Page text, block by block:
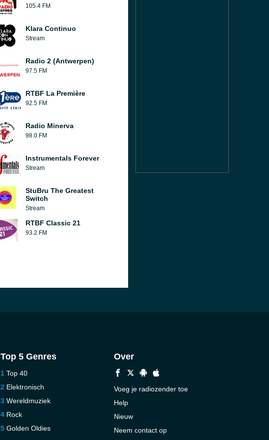
105.4 FM
Klara Continuo
Stream
Radio 2 (Antwerpen)
97.5 FM
RTBF La Première
92.5 FM
Radio Minerva
98.0 FM
Instrumentals Forever
Stream
StuBru The Greatest
Switch
Stream
RTBF Classic 21
93.2 FM
Top 5 Genres
Top 40
Elektronisch
Wereldmuziek
Rock
Golden Oldies
Over
Voeg je radiozender toe
Help
Nieuw
Neem contact op